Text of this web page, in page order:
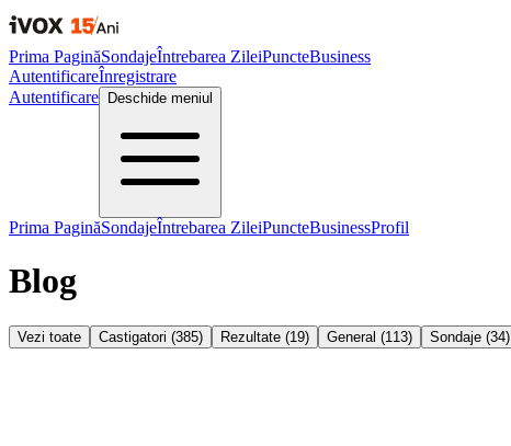
Prima PaginăSondajeÎntrebarea ZileiPuncteBusiness
AutentificareÎnregistrare
Autentificare
Deschide meniul
Prima PaginăSondajeÎntrebarea ZileiPuncteBusinessProfil
Blog
Vezi toate Castigatori (385) Rezultate (19) General (113) Sondaje (34)